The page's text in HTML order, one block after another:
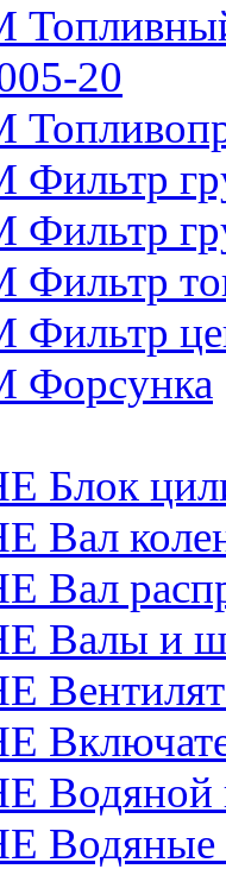
20
Блок
Вал
Вал
Валы и
Водяной
Водяные